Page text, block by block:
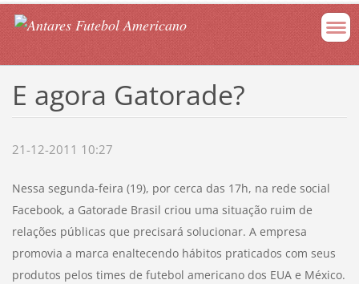
E agora Gatorade?
21-12-2011 10:27
Nessa segunda-feira (19), por cerca das 17h, na rede social
Facebook, a Gatorade Brasil criou uma situação ruim de
relações públicas que precisará solucionar. A empresa
promovia a marca enaltecendo hábitos praticados com seus
produtos pelos times de futebol americano dos EUA e México.